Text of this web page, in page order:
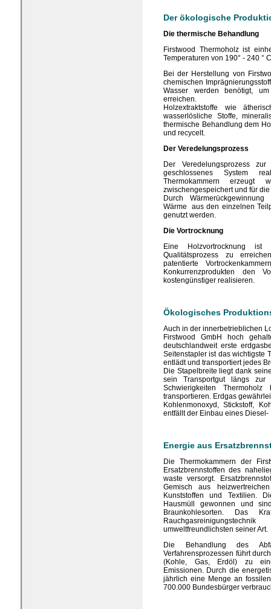
Der ökologische
Die thermische Behandlung
Firstwood Thermoholz ist
Temperaturen von 190° - 240 °
Bei der Herstellung von
chemischen
Wasser werden benötigt,
erreichen.
Holzextraktstoffe wie
wasserlösliche Stoffe,
thermische Behandlung dem
und recycelt.
Der Veredelungsprozess
Der Veredelungsprozess
geschlossenes System
Thermokammern
zwischengespeichert und für
Durch
Wärme aus den einzelnen
genutzt werden.
Die Vortrocknung
Eine Holzvortrocknung
Qualitätsprozess zu
patentierte
Konkurrenzprodukten
kostengünstiger realisieren.
Ökologisches
Auch in der innerbetrieblichen
Firstwood GmbH hoch
deutschlandweit erste
Seitenstapler ist das wichtigste
entlädt und transportiert jedes
Die Stapelbreite liegt dank
sein Transportgut längs zur
Schwierigkeiten
transportieren. Erdgas
Kohlenmonoxyd, Stickstoff,
entfällt der Einbau eines Diesel-
Energie aus
Die Thermokammern der
Ersatzbrennstoffen des
waste versorgt.
Gemisch aus
Kunststoffen und Textilien.
Hausmüll gewonnen und
Braunkohlesorten. Das
umweltfreundlichsten seiner Art.
Die Behandlung des
Verfahrensprozessen führt
(Kohle, Gas, Erdöl) zu
Emissionen. Durch die
jährlich eine Menge an
700.000 Bundesbürger